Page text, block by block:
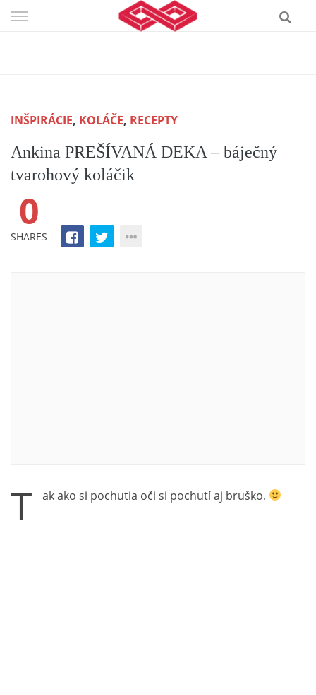
Skip
INŠPIRÁCIE, KOLÁČE, RECEPTY
Ankina PREŠÍVANÁ DEKA – báječný
tvarohový koláčik
0
SHARES
T ak ako si pochutia oči si pochutí aj bruško.